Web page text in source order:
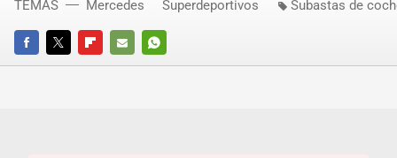
FACEBOOKTWITTERFLIPBOARD
E-
WHATSAPP
TEMAS Mercedes Superdeportivos Subastas de